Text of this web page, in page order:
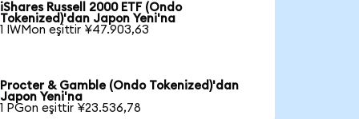
iShares Russell 2000 ETF (Ondo
Tokenized)'dan Japon Yeni'na
1 IWMon eşittir ¥47.903,63
Procter & Gamble (Ondo Tokenized)'dan
Japon Yeni'na
1 PGon eşittir ¥23.536,78